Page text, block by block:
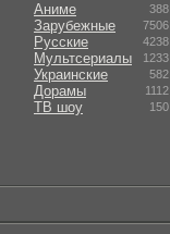
Аниме 388
Зарубежные 7506
Русские 4238
Мультсериалы 1233
Украинские 582
Дорамы 1112
ТВ шоу 150